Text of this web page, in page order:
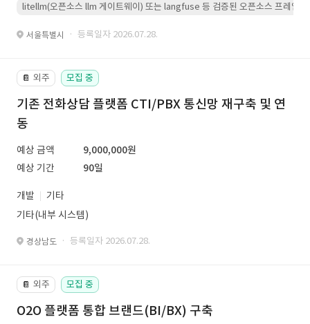
litellm(오픈소스 llm 게이트웨이) 또는 langfuse 등 검증된 오픈소스 프레임워
서울특별시 · 등록일자 2026.07.28.
📔 외주 모집 중
기존 전화상담 플랫폼 CTI/PBX 통신망 재구축 및 연
동
예상 금액
9,000,000원
예상 기간
90일
개발
기타
기타(내부 시스템)
경상남도 · 등록일자 2026.07.28.
📔 외주 모집 중
O2O 플랫폼 통합 브랜드(BI/BX) 구축